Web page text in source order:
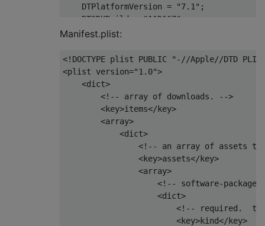
    DTPlatformVersion = "7.1";
    DTSDKBuild = "11D167";
    DTSDKName = "iphoneos7.1";
    DTXcodeBuild = "5B1008";
    LSRequiresIPhoneOS = :true;
    MinimumOSVersion = "7.0";
    UIBackgroundModes = ( "audio" );
    UIDeviceFamily = ( 2 );
UIRequiredDeviceCapabilities = (
UISupportedInterfaceOrientations = (
Manifest.plist:
<!DOCTYPE plist PUBLIC "-//Apple//DTD
<plist version="1.0">
    <dict>
        <!-- array of downloads. -->
        <key>items</key>
        <array>
            <dict>
<!-- an array of assets to
                <key>assets</key>
                <array>
<!-- software-
                    <dict>
<!-- required.
                        <key>kind</key>